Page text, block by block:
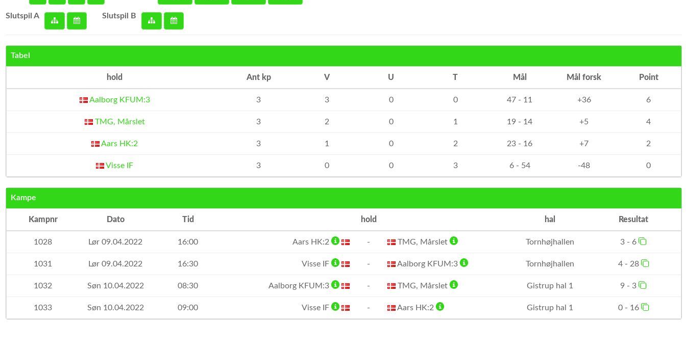
Slutspil A Slutspil B
Tabel
hold Ant kp V U T Mål Mål forsk Point
Aalborg KFUM:3 3 3 0 0 47 - 11 +36 6
TMG, Mårslet 3 2 0 1 19 - 14 +5 4
Aars HK:2 3 1 0 2 23 - 16 +7 2
Visse IF 3 0 0 3 6 - 54 -48 0
Kampe
Kampnr Dato Tid hold hal Resultat
1028 Lør 09.04.2022 16:00 Aars HK:2 - TMG, Mårslet Tornhøjhallen 3 - 6
1031 Lør 09.04.2022 16:30 Visse IF - Aalborg KFUM:3 Tornhøjhallen 4 - 28
1032 Søn 10.04.2022 08:30 Aalborg KFUM:3 - TMG, Mårslet Gistrup hal 1 9 - 3
1033 Søn 10.04.2022 09:00 Visse IF - Aars HK:2 Gistrup hal 1 0 - 16